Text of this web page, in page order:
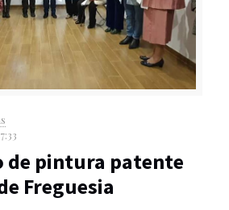
de pintura patente
Freguesia